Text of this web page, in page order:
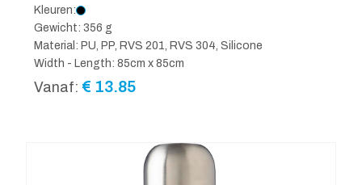
Kleuren:
Gewicht: 356 g
Material: PU, PP, RVS 201, RVS 304, Silicone
Width - Length: 85cm x 85cm
Vanaf: € 13.85